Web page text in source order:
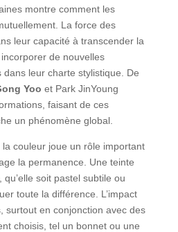
montre comment les
La force des
leur capacité à transcender la
de nouvelles
dans leur charte stylistique. De
Yoo et Park JinYoung
faisant de ces
un phénomène global.
couleur joue un rôle important
la permanence. Une teinte
soit pastel subtile ou
toute la différence. L’impact
surtout en conjonction avec des
choisis, tel un bonnet ou une